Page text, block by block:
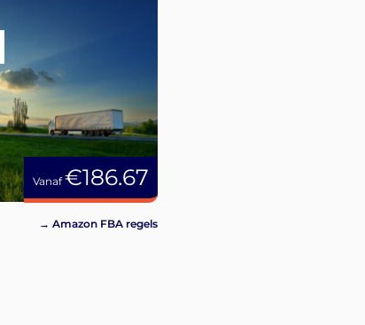
Vanaf€186.67
→ Amazon FBA regels